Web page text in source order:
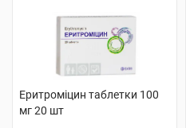
Еритроміцин таблетки 100
мг 20 шт